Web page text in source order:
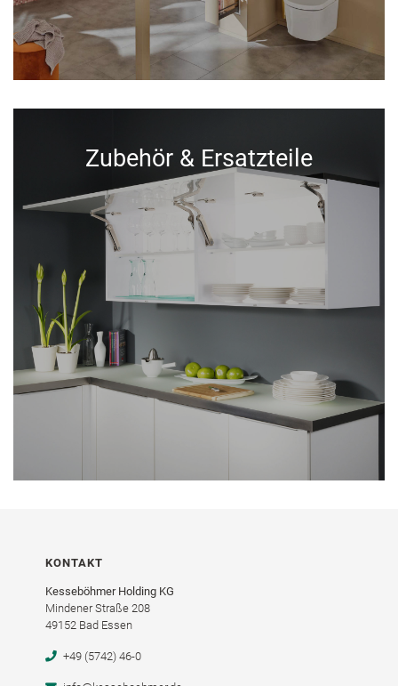
Zubehör & Ersatzteile
KONTAKT
Kesseböhmer Holding KG
Mindener Straße 208
49152 Bad Essen
+49 (5742) 46-0